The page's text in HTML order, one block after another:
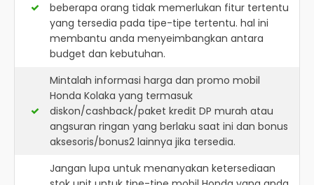
beberapa orang tidak memerlukan fitur tertentu
yang tersedia pada tipe-tipe tertentu. hal ini
membantu anda menyeimbangkan antara
budget dan kebutuhan.
Mintalah informasi harga dan promo mobil
Honda Kolaka yang termasuk
diskon/cashback/paket kredit DP murah atau
angsuran ringan yang berlaku saat ini dan bonus
aksesoris/bonus2 lainnya jika tersedia.
Jangan lupa untuk menanyakan ketersediaan